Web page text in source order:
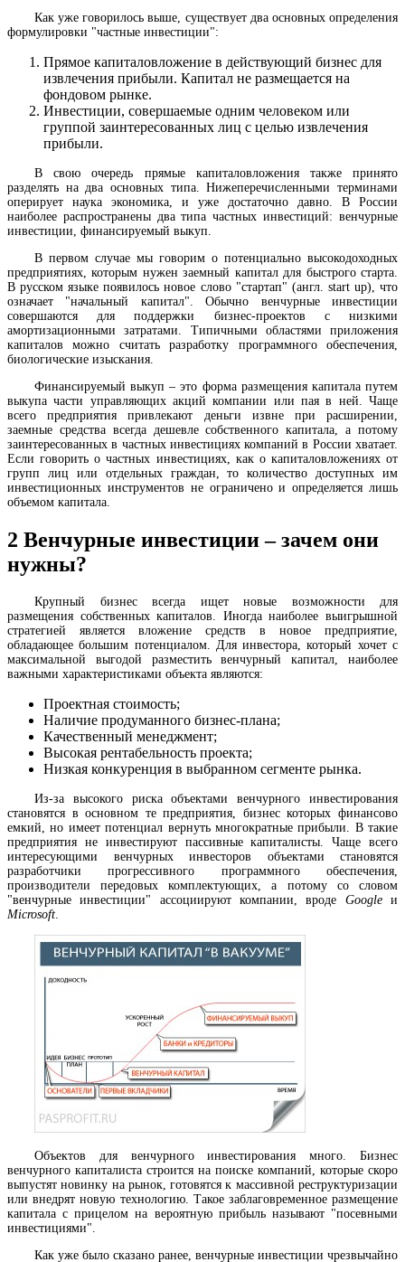
Как уже говорилось выше, существует два основных определения
формулировки "частные инвестиции":
Прямое капиталовложение в действующий бизнес для
извлечения прибыли. Капитал не размещается на
фондовом рынке.
Инвестиции, совершаемые одним человеком или
группой заинтересованных лиц с целью извлечения
прибыли.
В свою очередь прямые капиталовложения также принято
разделять на два основных типа. Нижеперечисленными терминами
оперирует наука экономика, и уже достаточно давно. В России
наиболее распространены два типа частных инвестиций: венчурные
инвестиции, финансируемый выкуп.
В первом случае мы говорим о потенциально высокодоходных
предприятиях, которым нужен заемный капитал для быстрого старта.
В русском языке появилось новое слово "стартап" (англ. start up), что
означает "начальный капитал". Обычно венчурные инвестиции
совершаются для поддержки бизнес-проектов с низкими
амортизационными затратами. Типичными областями приложения
капиталов можно считать разработку программного обеспечения,
биологические изыскания.
Финансируемый выкуп – это форма размещения капитала путем
выкупа части управляющих акций компании или пая в ней. Чаще
всего предприятия привлекают деньги извне при расширении,
заемные средства всегда дешевле собственного капитала, а потому
заинтересованных в частных инвестициях компаний в России хватает.
Если говорить о частных инвестициях, как о капиталовложениях от
групп лиц или отдельных граждан, то количество доступных им
инвестиционных инструментов не ограничено и определяется лишь
объемом капитала.
2 Венчурные инвестиции – зачем они
нужны?
Крупный бизнес всегда ищет новые возможности для
размещения собственных капиталов. Иногда наиболее выигрышной
стратегией является вложение средств в новое предприятие,
обладающее большим потенциалом. Для инвестора, который хочет с
максимальной выгодой разместить венчурный капитал, наиболее
важными характеристиками объекта являются:
Проектная стоимость;
Наличие продуманного бизнес-плана;
Качественный менеджмент;
Высокая рентабельность проекта;
Низкая конкуренция в выбранном сегменте рынка.
Из-за высокого риска объектами венчурного инвестирования
становятся в основном те предприятия, бизнес которых финансово
емкий, но имеет потенциал вернуть многократные прибыли. В такие
предприятия не инвестируют пассивные капиталисты. Чаще всего
интересующими венчурных инвесторов объектами становятся
разработчики прогрессивного программного обеспечения,
производители передовых комплектующих, а потому со словом
"венчурные инвестиции" ассоциируют компании, вроде Googleи
Microsoft.
Объектов для венчурного инвестирования много. Бизнес
венчурного капиталиста строится на поиске компаний, которые скоро
выпустят новинку на рынок, готовятся к массивной реструктуризации
или внедрят новую технологию. Такое заблаговременное размещение
капитала с прицелом на вероятную прибыль называют "посевными
инвестициями".
Как уже было сказано ранее, венчурные инвестиции чрезвычайно